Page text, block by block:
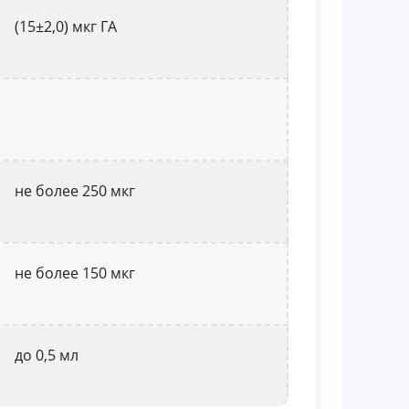
(15±2,0) мкг ГА
не более 250 мкг
не более 150 мкг
до 0,5 мл